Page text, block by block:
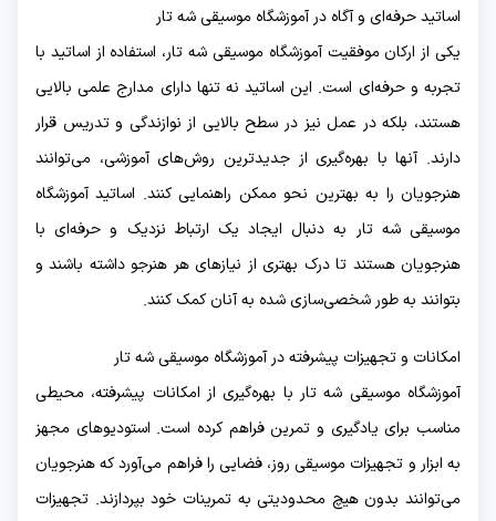
اساتید حرفه‌ای و آگاه در آموزشگاه موسیقی شه تار
یکی از ارکان موفقیت آموزشگاه موسیقی شه تار، استفاده از اساتید با
تجربه و حرفه‌ای است. این اساتید نه تنها دارای مدارج علمی بالایی
هستند، بلکه در عمل نیز در سطح بالایی از نوازندگی و تدریس قرار
دارند. آنها با بهره‌گیری از جدیدترین روش‌های آموزشی، می‌توانند
هنرجویان را به بهترین نحو ممکن راهنمایی کنند. اساتید آموزشگاه
موسیقی شه تار به دنبال ایجاد یک ارتباط نزدیک و حرفه‌ای با
هنرجویان هستند تا درک بهتری از نیازهای هر هنرجو داشته باشند و
بتوانند به طور شخصی‌سازی شده به آنان کمک کنند.
امکانات و تجهیزات پیشرفته در آموزشگاه موسیقی شه تار
آموزشگاه موسیقی شه تار با بهره‌گیری از امکانات پیشرفته، محیطی
مناسب برای یادگیری و تمرین فراهم کرده است. استودیوهای مجهز
به ابزار و تجهیزات موسیقی روز، فضایی را فراهم می‌آورد که هنرجویان
می‌توانند بدون هیچ محدودیتی به تمرینات خود بپردازند. تجهیزات